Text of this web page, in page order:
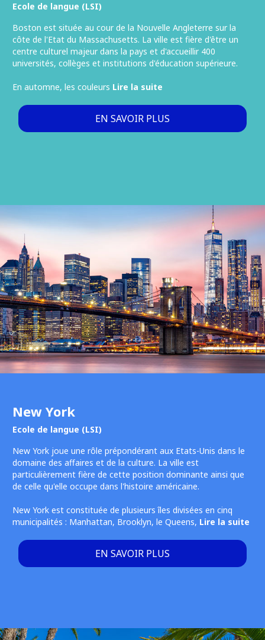
Ecole de langue (LSI)
Boston est située au cour de la Nouvelle Angleterre sur la
côte de l'Etat du Massachusetts. La ville est fière d'être un
centre culturel majeur dans la pays et d'accueillir 400
universités, collèges et institutions d'éducation supérieure.
En automne, les couleurs Lire la suite
EN SAVOIR PLUS
New York
Ecole de langue (LSI)
New York joue une rôle prépondérant aux Etats-Unis dans le
domaine des affaires et de la culture. La ville est
particulièrement fière de cette position dominante ainsi que
de celle qu'elle occupe dans l'histoire américaine.
New York est constituée de plusieurs îles divisées en cinq
municipalités : Manhattan, Brooklyn, le Queens, Lire la suite
EN SAVOIR PLUS